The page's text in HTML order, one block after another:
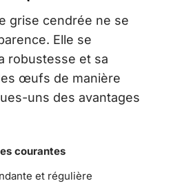
grise cendrée ne se
Elle se
robustesse et sa
œufs de manière
uns des avantages
courantes
et régulière